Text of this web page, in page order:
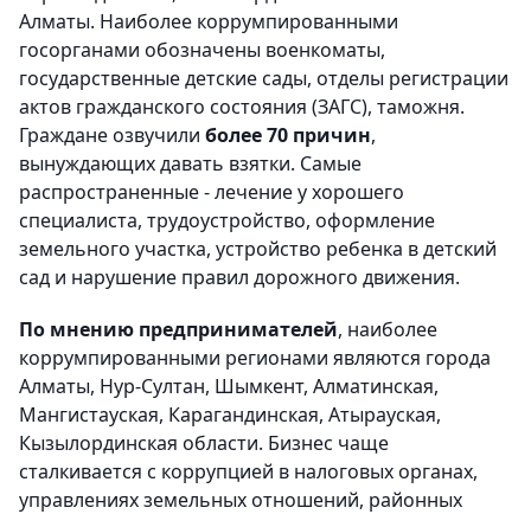
Алматы. Наиболее коррумпированными
госорганами обозначены военкоматы,
государственные детские сады, отделы регистрации
актов гражданского состояния (ЗАГС), таможня.
Граждане озвучили более 70 причин,
вынуждающих давать взятки. Самые
распространенные - лечение у хорошего
специалиста, трудоустройство, оформление
земельного участка, устройство ребенка в детский
сад и нарушение правил дорожного движения.
По мнению предпринимателей, наиболее
коррумпированными регионами являются города
Алматы, Нур-Султан, Шымкент, Алматинская,
Мангистауская, Карагандинская, Атырауская,
Кызылординская области. Бизнес чаще
сталкивается с коррупцией в налоговых органах,
управлениях земельных отношений, районных